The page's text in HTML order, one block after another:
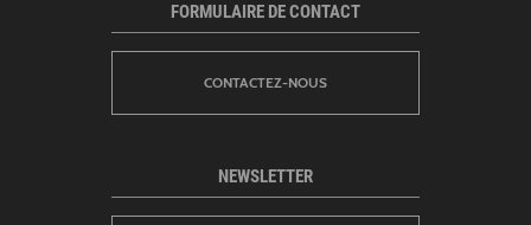
FORMULAIRE DE CONTACT
CONTACTEZ-NOUS
NEWSLETTER